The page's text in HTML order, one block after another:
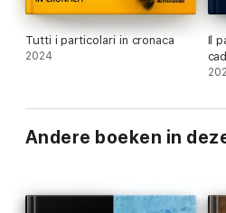
Tutti i particolari in cronaca
2024
Il
Andere boeken in